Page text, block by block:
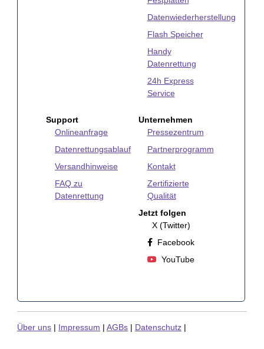
Datenwiederherstellung
Flash Speicher
Handy
Datenrettung
24h Express
Service
Support
Onlineanfrage
Datenrettungsablauf
Versandhinweise
FAQ zu
Datenrettung
Unternehmen
Pressezentrum
Partnerprogramm
Kontakt
Zertifizierte
Qualität
Jetzt folgen
X (Twitter)
Facebook
YouTube
Über uns | Impressum | AGBs | Datenschutz |